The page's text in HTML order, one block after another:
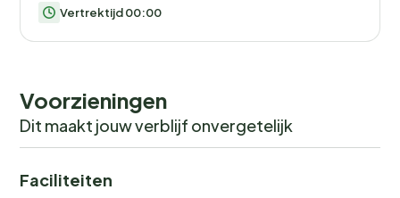
Vertrektijd 00:00
Voorzieningen
Dit maakt jouw verblijf onvergetelijk
Faciliteiten